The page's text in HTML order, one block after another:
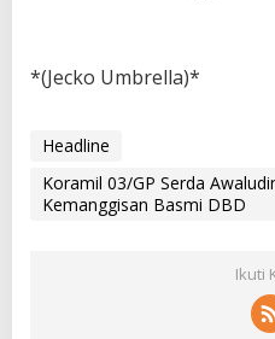
*(Jecko Umbrella)*
Headline
Koramil 03/GP Serda
Kemanggisan Basmi DBD
Ikuti